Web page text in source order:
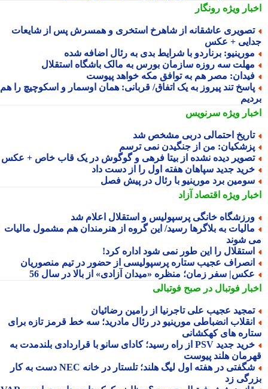
ویژهرونگار
عاشقانه از شاهرخ استخری و همسرش پس از شایعات
+ عکس
برناردو با شرایط بدی به رئال اضافه شده
سه روزه سازمان بورس به مالک باشگاه استقلال
مصر هم به توافق مکه خواهد پیوست
تند پیروز به یک اتفاق/ قربانی: همان اوسمار و اسکوچیچ را هم
ویژهسرنویس
احتمالی دربی مشخص شد
من از جنگیدن نمی ترسم
دیده نشده از بیتا فرهی و گوگوش در یک قاب خاص + عکس
جدید سپاهان هفته اول را از دست داد
برد مورینیو با رئال در پیش فصل
ویژهاقتصاد آزاد
خانگی پرسپولیس و استقلال اعلام شد
به بلاگرها رسید/ این گروه از هنرمندان هم مشمول مالیات
شوند
را این طور نمی شود اداره کرد!
عجیب ستاره پرسپولیسی از حضور در تیم منصوریان
سفر زمان؛ منظره «میدان آزادی» از بالا در سال 56
فوتبال در صبح فوتبالی
عجیب علی تاجرنیا از رامین رضائیان
انضباطی مورینیو در رئال مادرید؛ سه خط قرمز تازه برای
های کهکشانی
خرید جدید PSV از راه رسید؛ کادای سانو با قراردادی بلندمدت به
هلند پیوست
شگفتی در هفته اول لیگ هلند؛ تلستار در خانه NEC دست به کار
زد